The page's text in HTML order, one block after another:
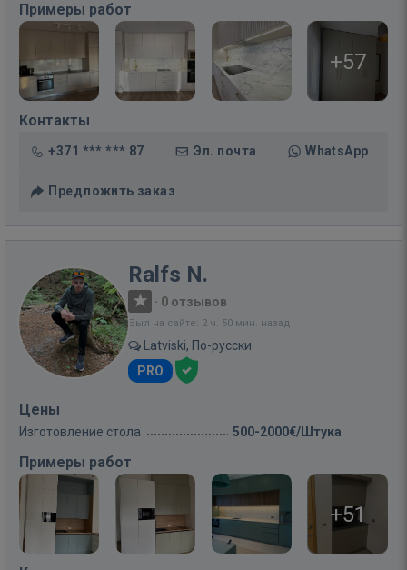
Примеры работ
+57
Контакты
+371 *** *** 87 Эл. почта WhatsApp
Предложить заказ
Ralfs N.
· 0 отзывов
Был на сайте: 2 ч. 50 мин. назад
Latviski, По-русски
PRO
Цены
Изготовление стола 500-2000€/Штука
Примеры работ
+51